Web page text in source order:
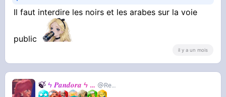
Il faut interdire les noirs et les arabes sur la voie
public
il y a un mois
🍃 ϟ 𝑷𝒂𝒏𝒅𝒐𝒓𝒂 ϟ 🍃 RealJackie